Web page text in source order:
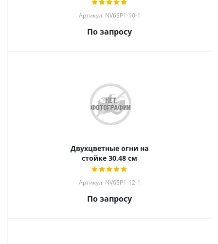
Артикул: NV6SP1-10-1
По запросу
Двухцветные огни на
стойке 30,48 см
Артикул: NV6SP1-12-1
По запросу